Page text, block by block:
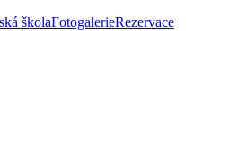
školaFotogalerieRezervace